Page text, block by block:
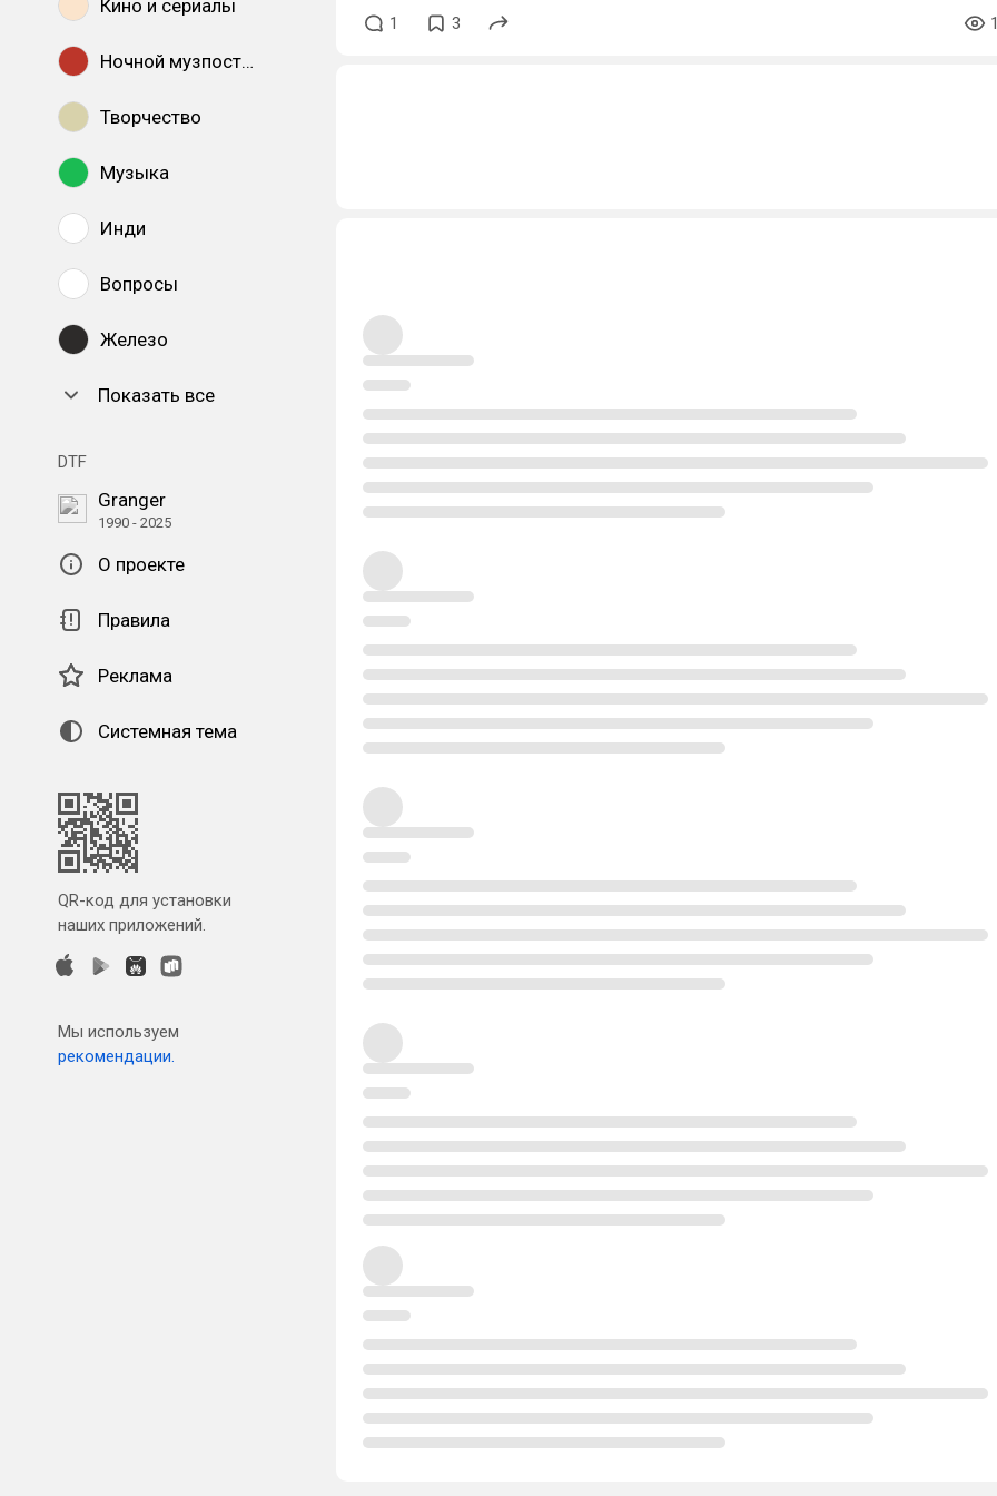
Кино и сериалы
Ночной музпостинг
Творчество
Музыка
Инди
Вопросы
Железо
Показать все
DTF
Granger
1990 - 2025
О проекте
Правила
Реклама
Системная тема
QR-код для установки
наших приложений.
Мы используем
рекомендации.
1 3